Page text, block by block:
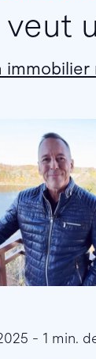
immobilier
- 1 min.